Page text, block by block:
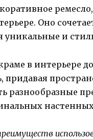
Оно
уникальные и
в интерьере
придавая
разнообразные